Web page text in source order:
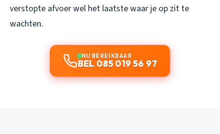
verstopte afvoer wel het laatste waar je op zit te
wachten.
NU BEREIKBAAR
BEL 085 019 56 97